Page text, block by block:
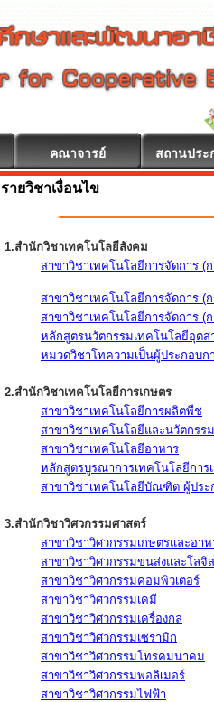
คณาจารย์ สถานประ
รายวิชาเงื่อนไข
1.สำนักวิชาเทคโนโลยีสังคม
สาขาวิชาเทคโนโลยีการจัดการ (
สาขาวิชาเทคโนโลยีการจัดการ (
สาขาวิชาเทคโนโลยีการจัดการ (
หลักสูตรนวัตกรรมเทคโนโลยีอุต
หมวดวิชาโทความเป็นผู้ประกอบก
2.สำนักวิชาเทคโนโลยีการเกษตร
สาขาวิชาเทคโนโลยีการผลิตพืช
สาขาวิชาเทคโนโลยีและนวัตกรร
สาขาวิชาเทคโนโลยีอาหาร
หลักสูตรบูรณาการเทคโนโลยีกา
สาขาวิชาเทคโนโลยีบัณฑิต ผู้ประ
3.สำนักวิชาวิศวกรรมศาสตร์
สาขาวิชาวิศวกรรมเกษตรและอาห
สาขาวิชาวิศวกรรมขนส่งและโลจิ
สาขาวิชาวิศวกรรมคอมพิวเตอร์
สาขาวิชาวิศวกรรมเคมี
สาขาวิชาวิศวกรรมเครื่องกล
สาขาวิชาวิศวกรรมเซรามิก
สาขาวิชาวิศวกรรมโทรคมนาคม
สาขาวิชาวิศวกรรมพอลิเมอร์
สาขาวิชาวิศวกรรมไฟฟ้า